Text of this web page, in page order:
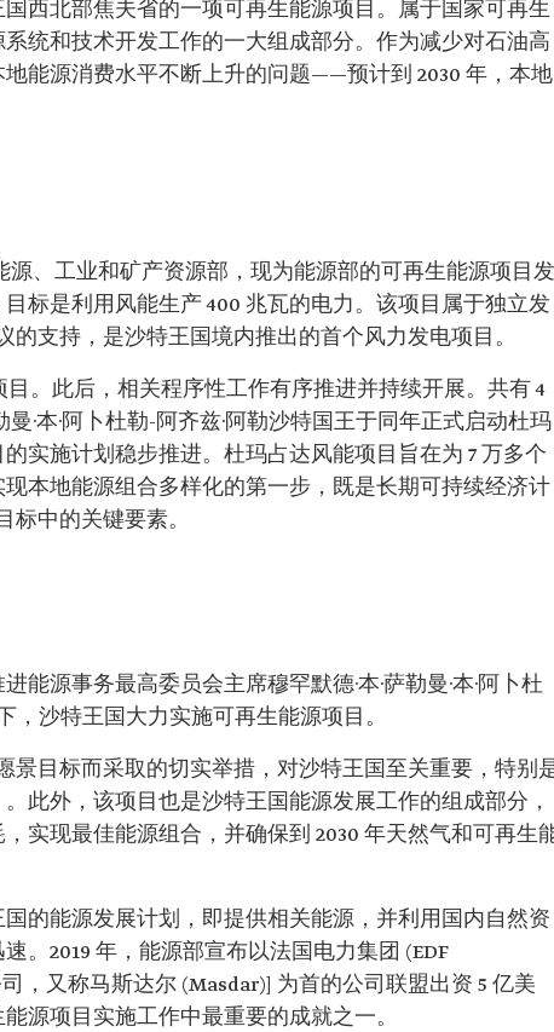
西北部焦夫省的一项可再生能源项目。属于国家可再生
统和技术开发工作的一大组成部分。作为减少对石油高
能源消费水平不断上升的问题——预计到 2030 年，本地
源、工业和矿产资源部，现为能源部的可再生能源项目发
标是利用风能生产 400 兆瓦的电力。该项目属于独立发
的支持，是沙特王国境内推出的首个风力发电项目。
。此后，相关程序性工作有序推进并持续开展。共有 4
·本·阿卜杜勒-阿齐兹·阿勒沙特国王于同年正式启动杜玛
实施计划稳步推进。杜玛占达风能项目旨在为 7 万多个
本地能源组合多样化的第一步，既是长期可持续经济计
标中的关键要素。
能源事务最高委员会主席穆罕默德·本·萨勒曼·本·阿卜杜
，沙特王国大力实施可再生能源项目。
景目标而采取的切实举措，对沙特王国至关重要，特别
此外，该项目也是沙特王国能源发展工作的组成部分，
实现最佳能源组合，并确保到 2030 年天然气和可再生
的能源发展计划，即提供相关能源，并利用国内自然资
。2019 年，能源部宣布以法国电力集团 (EDF
，又称马斯达尔 (Masdar)] 为首的公司联盟出资 5 亿美
源项目实施工作中最重要的成就之一。